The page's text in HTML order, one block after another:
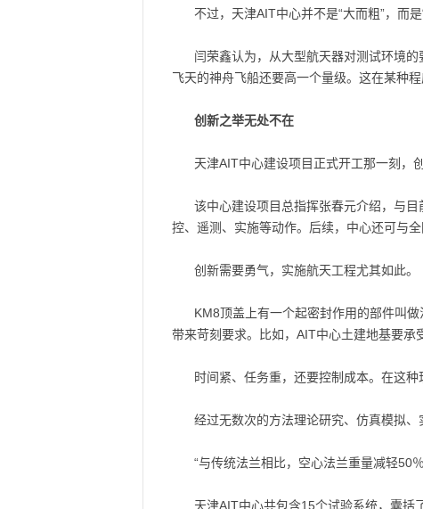
不过，天津AIT中心并不是“大而粗”，而是
闫荣鑫认为，从大型航天器对测试环境
飞天的神舟飞船还要高一个量级。这在某种
创新之举无处不在
天津AIT中心建设项目正式开工那一刻，
该中心建设项目总指挥张春元介绍，与
控、遥测、实施等动作。后续，中心还可与全
创新需要勇气，实施航天工程尤其如此。
KM8顶盖上有一个起密封作用的部件叫
带来苛刻要求。比如，AIT中心土建地基要承
时间紧、任务重，还要控制成本。在这
经过无数次的方法理论研究、仿真模拟、
“与传统法兰相比，空心法兰重量减轻50
天津AIT中心共包含15个试验系统，囊括